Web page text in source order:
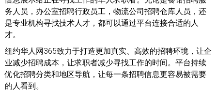
务人员，办公室招聘行政员工，物流公司招聘仓库人员，还
是专业机构寻找技术人才，都可以通过平台连接合适的人
才。
纽约华人网365致力于打造更加真实、高效的招聘环境，让企
业减少招聘成本，让求职者减少寻找工作的时间。平台持续
优化招聘分类和地区导航，让每一条招聘信息更容易被需要
的人看到。